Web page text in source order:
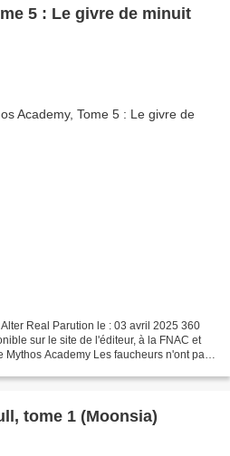
5 : Le givre de minuit
Real Parution le : 03 avril 2025 360
sur le site de l'éditeur, à la FNAC et
Mythos Academy Les faucheurs n'ont pas
tome 1 (Moonsia)